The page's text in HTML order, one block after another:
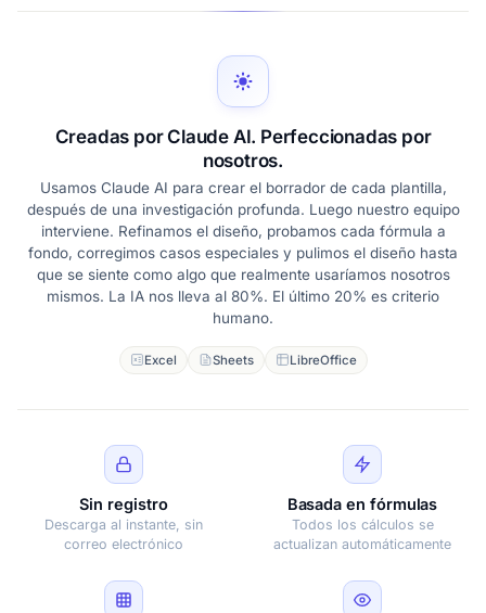
Creadas por Claude AI. Perfeccionadas por
nosotros.
Usamos Claude AI para crear el borrador de cada plantilla,
después de una investigación profunda. Luego nuestro equipo
interviene. Refinamos el diseño, probamos cada fórmula a
fondo, corregimos casos especiales y pulimos el diseño hasta
que se siente como algo que realmente usaríamos nosotros
mismos. La IA nos lleva al 80%. El último 20% es criterio
humano.
Excel Sheets LibreOffice
Sin registro
Descarga al instante, sin
correo electrónico
Basada en fórmulas
Todos los cálculos se
actualizan automáticamente